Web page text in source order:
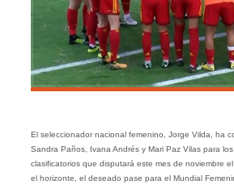
El seleccionador nacional femenino, Jorge Vilda, ha
Sandra Paños, Ivana Andrés y Mari Paz Vilas para
clasificatorios que disputará este mes de noviembre
el horizonte, el deseado pase para el Mundial